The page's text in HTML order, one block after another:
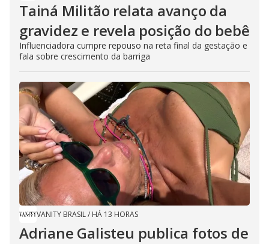
Tainá Militão relata avanço da
gravidez e revela posição do bebê
Influenciadora cumpre repouso na reta final da gestação e
fala sobre crescimento da barriga
VANITY BRASIL/ HÁ 13 HORAS
Adriane Galisteu publica fotos de